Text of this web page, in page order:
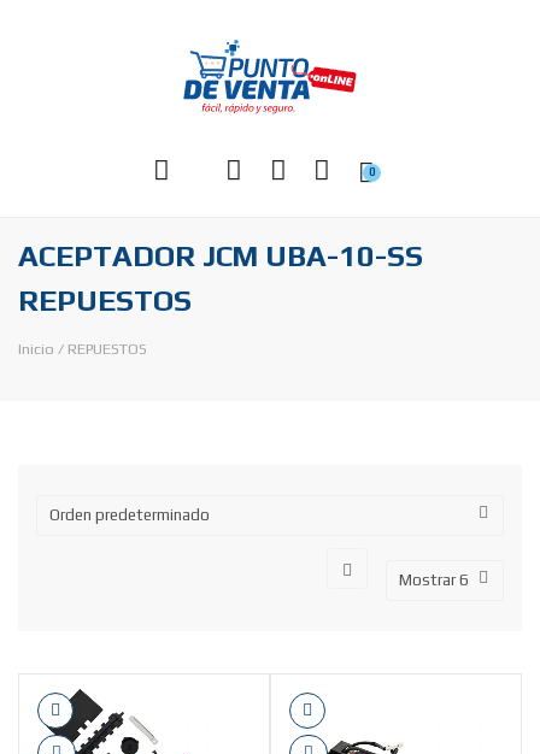
0
ACEPTADOR JCM UBA-10-SS
REPUESTOS
Inicio / REPUESTOS